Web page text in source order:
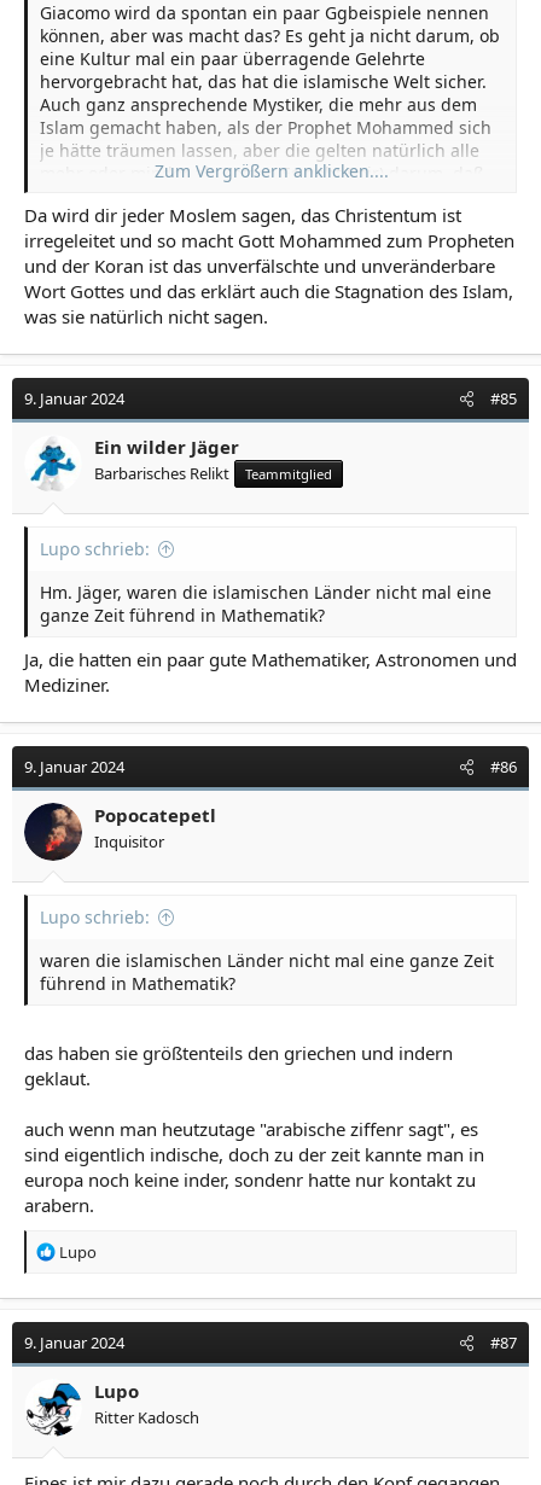
Giacomo wird da spontan ein paar Ggbeispiele nennen
können, aber was macht das? Es geht ja nicht darum, ob
eine Kultur mal ein paar überragende Gelehrte
hervorgebracht hat, das hat die islamische Welt sicher.
Auch ganz ansprechende Mystiker, die mehr aus dem
Islam gemacht haben, als der Prophet Mohammed sich
je hätte träumen lassen, aber die gelten natürlich alle
mehr oder minder als Ketzer. Es geht (mir) darum, daß
ist. Ein Christentum, passend gemacht für räuberische
Kameltreiber durch Weglassen alles Interessanten.
Zum Vergrößern anklicken....
Da wird dir jeder Moslem sagen, das Christentum ist
irregeleitet und so macht Gott Mohammed zum Propheten
und der Koran ist das unverfälschte und unveränderbare
Wort Gottes und das erklärt auch die Stagnation des Islam,
was sie natürlich nicht sagen.
9. Januar 2024 #85
Ein wilder Jäger
Barbarisches Relikt Teammitglied
Lupo schrieb:
Hm. Jäger, waren die islamischen Länder nicht mal eine
ganze Zeit führend in Mathematik?
Ja, die hatten ein paar gute Mathematiker, Astronomen und
Mediziner.
9. Januar 2024 #86
Popocatepetl
Inquisitor
Lupo schrieb:
waren die islamischen Länder nicht mal eine ganze Zeit
führend in Mathematik?
das haben sie größtenteils den griechen und indern
geklaut.
auch wenn man heutzutage "arabische ziffenr sagt", es
sind eigentlich indische, doch zu der zeit kannte man in
europa noch keine inder, sondenr hatte nur kontakt zu
arabern.
R
a
t
i
o
n
e
Lupo
9. Januar 2024 #87
Lupo
Ritter Kadosch